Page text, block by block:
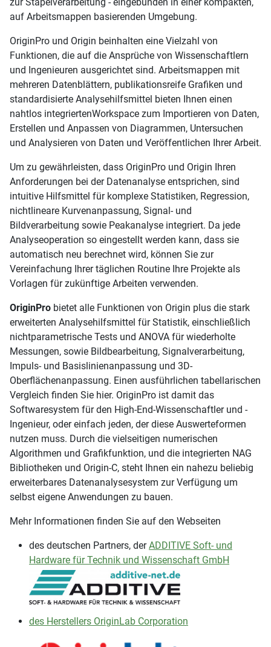
zur Stapelverarbeitung - eingebunden in einer kompakten,
auf Arbeitsmappen basierenden Umgebung.
OriginPro und Origin beinhalten eine Vielzahl von
Funktionen, die auf die Ansprüche von Wissenschaftlern
und Ingenieuren ausgerichtet sind. Arbeitsmappen mit
mehreren Datenblättern, publikationsreife Grafiken und
standardisierte Analysehilfsmittel bieten Ihnen einen
nahtlos integriertenWorkspace zum Importieren von Daten,
Erstellen und Anpassen von Diagrammen, Untersuchen
und Analysieren von Daten und Veröffentlichen Ihrer Arbeit.
Um zu gewährleisten, dass OriginPro und Origin Ihren
Anforderungen bei der Datenanalyse entsprichen, sind
intuitive Hilfsmittel für komplexe Statistiken, Regression,
nichtlineare Kurvenanpassung, Signal- und
Bildverarbeitung sowie Peakanalyse integriert. Da jede
Analyseoperation so eingestellt werden kann, dass sie
automatisch neu berechnet wird, können Sie zur
Vereinfachung Ihrer täglichen Routine Ihre Projekte als
Vorlagen für zukünftige Arbeiten verwenden.
OriginPro bietet alle Funktionen von Origin plus die stark
erweiterten Analysehilfsmittel für Statistik, einschließlich
nichtparametrische Tests und ANOVA für wiederholte
Messungen, sowie Bildbearbeitung, Signalverarbeitung,
Impuls- und Basislinienanpassung und 3D-
Oberflächenanpassung. Einen ausführlichen tabellarischen
Vergleich finden Sie hier. OriginPro ist damit das
Softwaresystem für den High-End-Wissenschaftler und -
Ingenieur, oder einfach jeden, der diese Auswerteformen
nutzen muss. Durch die vielseitigen numerischen
Algorithmen und Grafikfunktion, und die integrierten NAG
Bibliotheken und Origin-C, steht Ihnen ein nahezu beliebig
erweiterbares Datenanalysesystem zur Verfügung um
selbst eigene Anwendungen zu bauen.
Mehr Informationen finden Sie auf den Webseiten
des deutschen Partners, derADDITIVE Soft- und
Hardware für Technik und Wissenschaft GmbH
des Herstellers OriginLab Corporation